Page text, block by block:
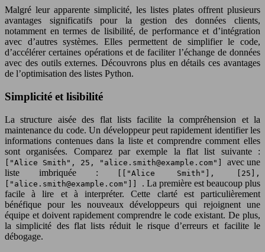
Malgré leur apparente simplicité, les listes plates offrent plusieurs
avantages significatifs pour la gestion des données clients,
notamment en termes de lisibilité, de performance et d’intégration
avec d’autres systèmes. Elles permettent de simplifier le code,
d’accélérer certaines opérations et de faciliter l’échange de données
avec des outils externes. Découvrons plus en détails ces avantages
de l’optimisation des listes Python.
Simplicité et lisibilité
La structure aisée des flat lists facilite la compréhension et la
maintenance du code. Un développeur peut rapidement identifier les
informations contenues dans la liste et comprendre comment elles
sont organisées. Comparez par exemple la flat list suivante :
["Alice Smith", 25, " alice.smith@example.com"] avec une
liste imbriquée :
[["Alice Smith"], [25],
[" alice.smith@example.com"]] . La première est beaucoup plus
facile à lire et à interpréter. Cette clarté est particulièrement
bénéfique pour les nouveaux développeurs qui rejoignent une
équipe et doivent rapidement comprendre le code existant. De plus,
la simplicité des flat lists réduit le risque d’erreurs et facilite le
débogage.